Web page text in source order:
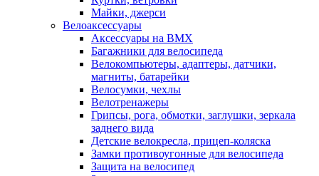
Майки, джерси
Велоаксессуары
Аксессуары на BMX
Багажники для велосипеда
Велокомпьютеры, адаптеры, датчики,
магниты, батарейки
Велосумки, чехлы
Велотренажеры
Грипсы, рога, обмотки, заглушки, зеркала
заднего вида
Детские велокресла, прицеп-коляска
Замки противоугонные для велосипеда
Защита на велосипед